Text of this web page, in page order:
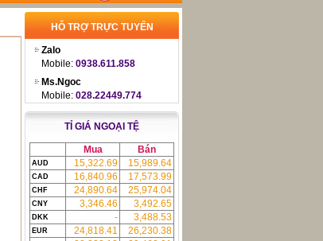
HỖ TRỢ TRỰC TUYẾN
Zalo
Mobile: 0938.611.858
Ms.Ngoc
Mobile: 028.22449.774
TỈ GIÁ NGOẠI TỆ
Mua Bán
AUD 15,322.69 15,989.64
CAD 16,840.96 17,573.99
CHF 24,890.64 25,974.04
CNY 3,346.46 3,492.65
DKK - 3,488.53
EUR 24,818.41 26,230.38